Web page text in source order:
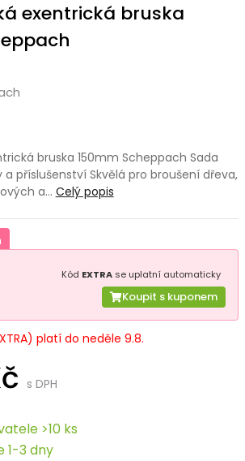
exentrická bruska
bruska 150mm Scheppach Sada
příslušenství Skvělá pro broušení dřeva,
a… Celý popis
Kód EXTRA se uplatní automaticky
Koupit s kuponem
platí do neděle 9.8.
s DPH
>10 ks
1-3 dny